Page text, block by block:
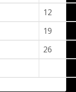
12
19
26